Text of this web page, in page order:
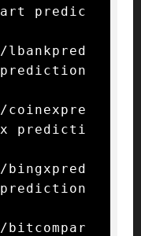
predic
predicti